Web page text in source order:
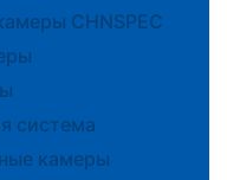
CHNSPEC
система
камеры